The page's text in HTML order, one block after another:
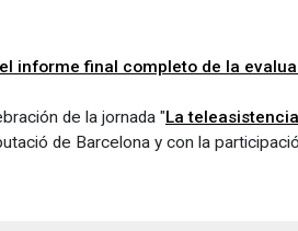
el informe final completo de la
de la jornada "La
de Barcelona y con la